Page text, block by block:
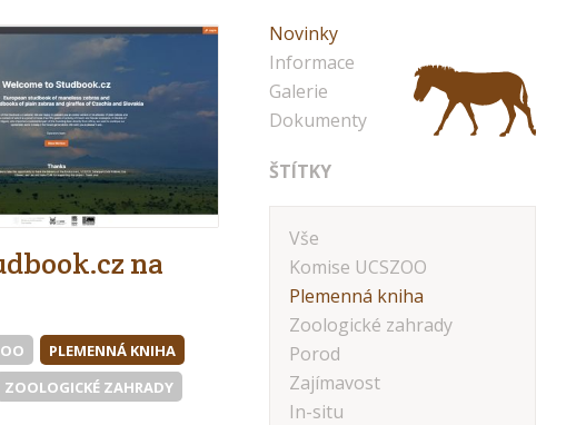
na
PLEMENNÁ KNIHA
ZOOLOGICKÉ ZAHRADY
Novinky
Informace
Galerie
Dokumenty
ŠTÍTKY
Vše
Komise UCSZOO
Plemenná kniha
Zoologické zahrady
Porod
Zajímavost
In-situ